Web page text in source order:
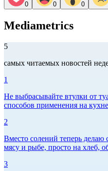
0 0 0
Mediametrics
5
самых читаемых новостей
1
Не выбрасывайте втулки от
способов применения на
2
Вместо солений теперь
мясу и рыбе, просто на хлеб,
3